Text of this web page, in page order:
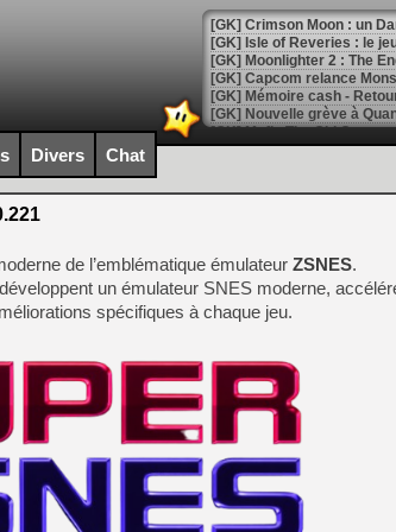
[GK] Crimson Moon : un
[GK] Isle of Reveries : le
[GK] Moonlighter 2 : The
[GK] Capcom relance
[Mo5] Deux inédits du
[GK] Le beat'em up The
[GK] Endless Legend 2 :
[LS] [PS5] Le WebKit
[GK] Oubliez Crazy Taxi,
[LS] [Switch] NSZ 5.0.0
[GK] No More Room in
[GK] Un chatbot Atelier
[GK] Mémoire cash -
[GK] Nvidia : le prix des
Divers Chat
de l’emblématique émulateur ZSNES.
un émulateur SNES moderne,
spécifiques à chaque jeu.